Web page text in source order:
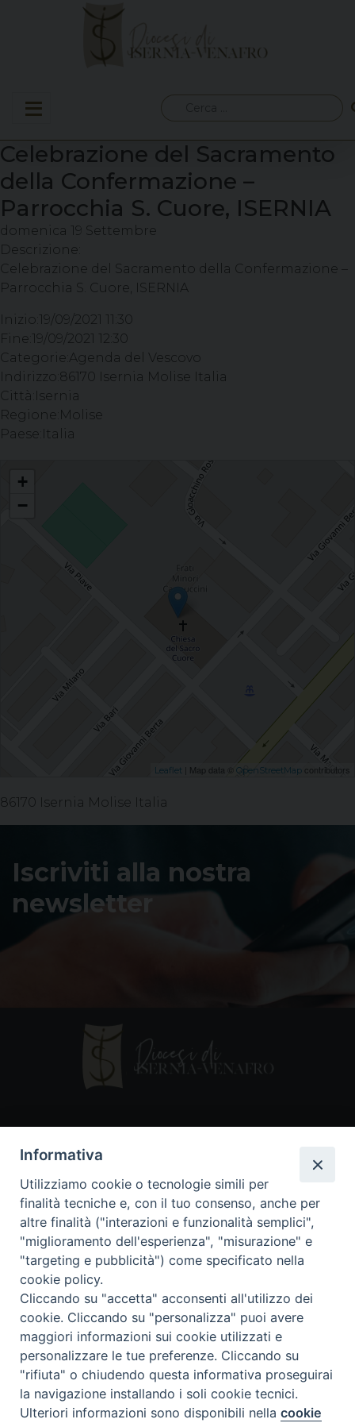
per:
Celebrazione del Sacramento
della Confermazione –
Parrocchia S. Cuore, ISERNIA
domenica 19 Settembre
Descrizione:
Celebrazione del Sacramento della Confermazione –
Parrocchia S. Cuore, ISERNIA
Inizio: 19/09/2021 11:30
Fine: 19/09/2021 12:30
Categorie: Agenda del Vescovo
Indirizzo: 86170 Isernia Molise Italia
Città: Isernia
Regione: Molise
Paese: Italia
Celebrazione del Sacramento della Confermazione - Parrocchia S. Cuore,
ISERNIA
+
−
Leaflet | Map data © OpenStreetMap contributors
86170 Isernia Molise Italia
Iscriviti alla nostra
newsletter
86170 Isernia
086550849
segreteria@diocesiiserniavenafro.it
I nostri social
Copyright © 2018 - Diocesi di Isernia-Venafro (C.F.
90008750946). Riproduzione solo con permesso.
Tutti i diritti sono riservati
Preferenze Cookie
Informativa
Utilizziamo cookie o tecnologie simili per
finalità tecniche e, con il tuo consenso, anche per
altre finalità ("interazioni e funzionalità semplici",
"miglioramento dell'esperienza", "misurazione" e
"targeting e pubblicità") come specificato nella
cookie policy.
Cliccando su "accetta" acconsenti all'utilizzo dei
cookie. Cliccando su "personalizza" puoi avere
maggiori informazioni sui cookie utilizzati e
personalizzare le tue preferenze. Cliccando su
"rifiuta" o chiudendo questa informativa proseguirai
la navigazione installando i soli cookie tecnici.
Ulteriori informazioni sono disponibili nellacookie